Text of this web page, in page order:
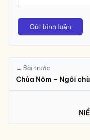
Gửi bình luận
← Bài trước
Chùa Nôm – Ngôi